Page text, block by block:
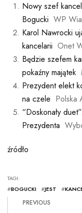
Nowy szef
Bogucki WP
Karol Nawrocki
kancelarii Onet
Będzie szefem
pokaźny majątek
Prezydent elekt
na czele Polska
“Doskonały
Prezydenta
źródło
TAGI:
#BOGUCKI #JEST #
PREVIOUS